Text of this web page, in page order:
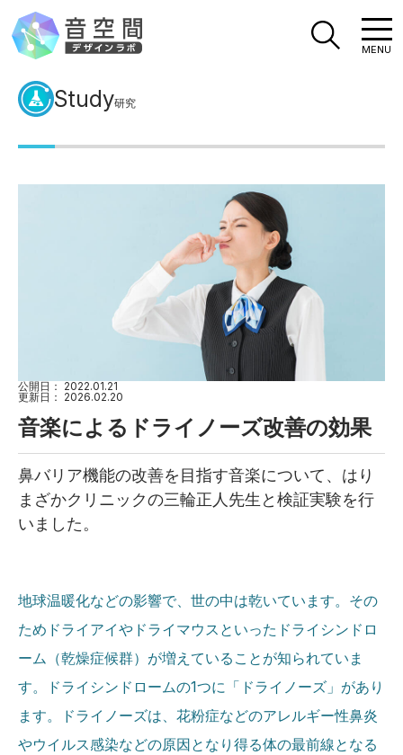
MENU
Study研究
公開日： 2022.01.21
更新日： 2026.02.20
音楽によるドライノーズ改善の効果
鼻バリア機能の改善を目指す音楽について、はり
まざかクリニックの三輪正人先生と検証実験を行
いました。
地球温暖化などの影響で、世の中は乾いています。その
ためドライアイやドライマウスといったドライシンドロ
ーム（乾燥症候群）が増えていることが知られていま
す。ドライシンドロームの1つに「ドライノーズ」があり
ます。ドライノーズは、花粉症などのアレルギー性鼻炎
やウイルス感染などの原因となり得る体の最前線となる